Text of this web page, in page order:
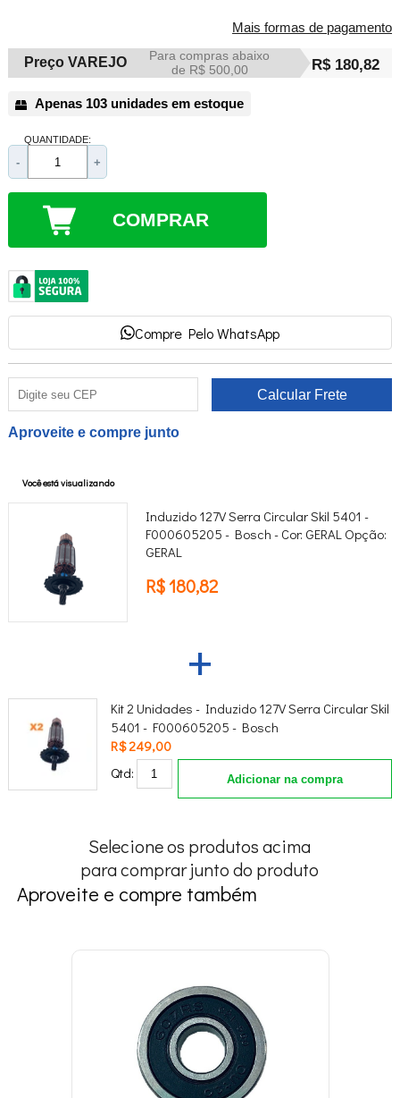
Mais formas de pagamento
Preço VAREJO
Para compras abaixo
de R$ 500,00
R$ 180,82
Apenas 103 unidades em estoque
QUANTIDADE:
- +
COMPRAR
Compre Pelo WhatsApp
Aproveite e compre junto
Você está visualizando
Induzido 127V Serra Circular Skil 5401 -
F000605205 - Bosch - Cor: GERAL Opção:
GERAL
R$ 180,82
+
Kit 2 Unidades - Induzido 127V Serra Circular Skil
5401 - F000605205 - Bosch
R$ 249,00
Qtd:
Adicionar na compra
Selecione os produtos acima
para comprar junto do produto
Aproveite e compre também